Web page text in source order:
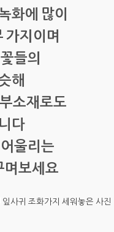
화에 많이
가지이며
들의
해
소재로도
다
울리는
며보세요